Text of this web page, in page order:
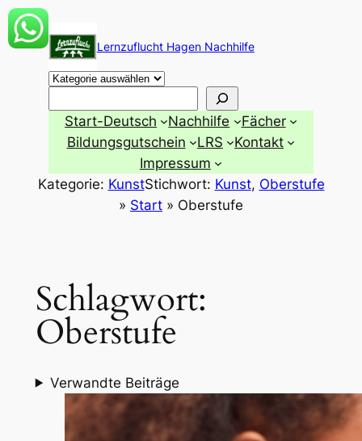
Zum
Inhalt
springen
Lernzuflucht Hagen Nachhilfe
Start-Deutsch Nachhilfe
Fächer
Bildungsgutschein
LRS
Kontakt
Impressum
Kategorie: KunstStichwort: Kunst, Oberstufe
» Start » Oberstufe
Schlagwort:
Oberstufe
Verwandte Beiträge